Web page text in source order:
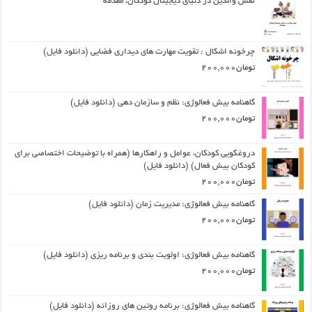
چرخونه اشکال : تقویت مهارت های دیداری فضایی (دانلود فایل)
تومان200,000
گاهنامه بیش فعالوژی: نظم و سازمان دهی (دانلود فایل)
تومان200,000
دروغگویی کودکان، عوامل و راهکارها (همراه با توضیحات اختصاصی برای
کودکان بیش فعال) (دانلود فایل)
تومان200,000
گاهنامه بیش فعالوژی: مدیریت زمان (دانلود فایل)
تومان200,000
گاهنامه بیش فعالوژی: اولویت بندی و برنامه ریزی (دانلود فایل)
تومان200,000
گاهنامه بیش فعالوژی: برنامه روتین های روزانه (دانلود فایل)